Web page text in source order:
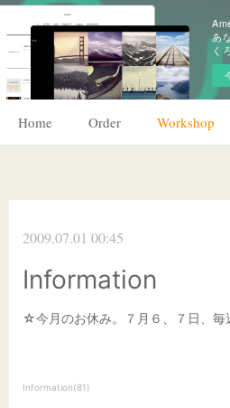
あ
く
Home Order Workshop
2009.07.01 00:45
Information
☆今月のお休み。７月６、７日、毎
Information(81)